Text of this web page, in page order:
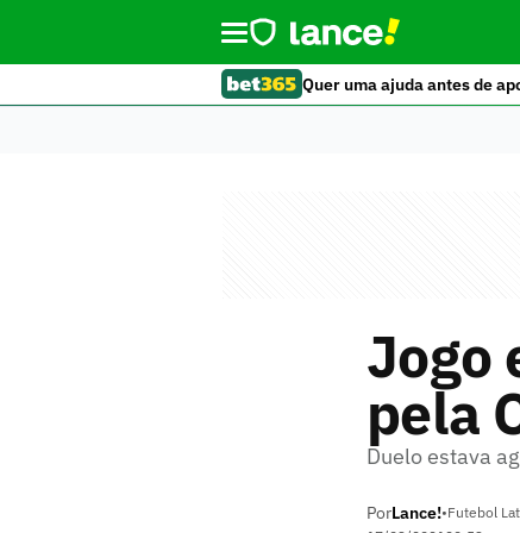
Quer uma ajuda antes de
Jogo
pela
Duelo estava
PorLance!•Futebol